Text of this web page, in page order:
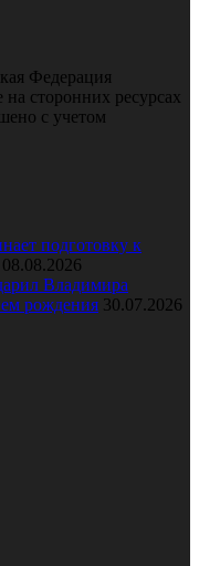
Федерация
сторонних ресурсах
с учетом
подготовку к
08.08.2026
Владимира
рождения 30.07.2026